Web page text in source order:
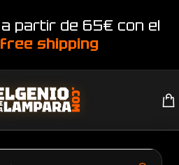
a partir de 65€ con el
free shipping